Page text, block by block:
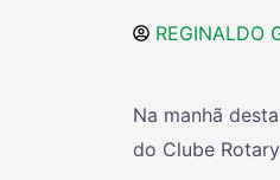
REGINALDO
Na manhã
do Clube